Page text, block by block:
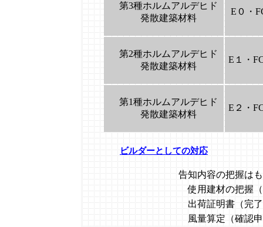
第3種ホルムアルデヒド
発散建築材料
E０・
第2種ホルムアルデヒド
発散建築材料
E１・
第1種ホルムアルデヒド
発散建築材料
E２・
ビルダーとしての対応
告知内容の把握はもと
使用建材の把握（確認申
出荷証明書（完了検査
風量算定（確認申請：